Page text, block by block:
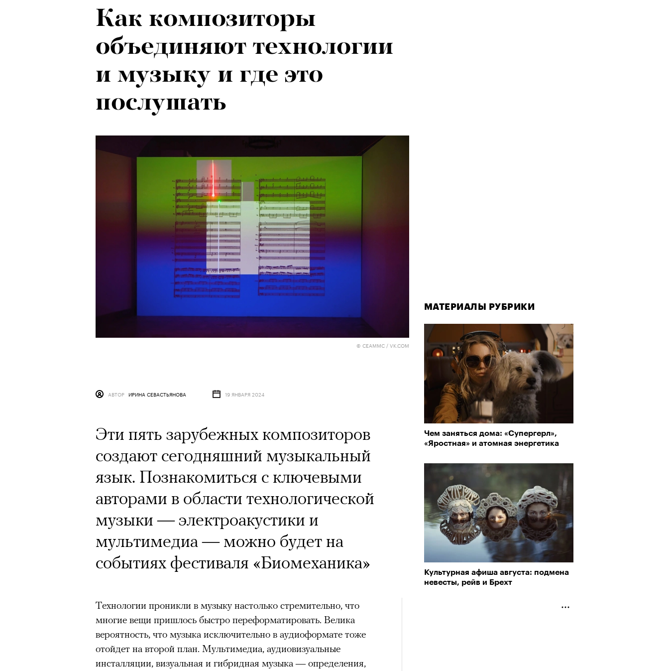
МАТЕРИАЛЫ РУБРИКИ
Чем заняться дома: «Супергерл»,
«Яростная» и атомная энергетика
Культурная афиша августа: подмена
невесты, рейв и Брехт
Как композиторы
объединяют технологии
и музыку и где это
послушать
© CEAMMC / VK.COM
АВТОР ИРИНА СЕВАСТЬЯНОВА 19 ЯНВАРЯ 2024
Эти пять зарубежных композиторов
создают сегодняшний музыкальный
язык. Познакомиться с ключевыми
авторами в области технологической
музыки — электроакустики и
мультимедиа — можно будет на
событиях фестиваля «Биомеханика»
Технологии проникли в музыку настолько стремительно, что
многие вещи пришлось быстро переформатировать. Велика
вероятность, что музыка исключительно в аудиоформате тоже
отойдет на второй план. Мультимедиа, аудиовизуальные
инсталляции, визуальная и гибридная музыка — определения,